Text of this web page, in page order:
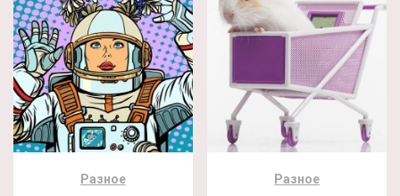
Разное Разное